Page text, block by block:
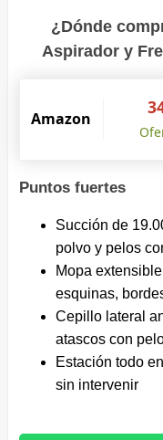
¿Dónde
Aspirador y
Amazon
Puntos fuertes
Succión de
polvo y pelos
Mopa
esquinas,
Cepillo lateral
atascos con
Estación todo
sin intervenir